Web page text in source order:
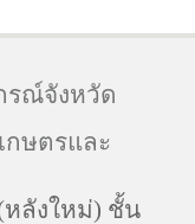
รณ์จังหวัด
กษตรและ
หลังใหม่) ชั้น